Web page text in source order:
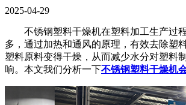
2025-04-29
不锈钢塑料干燥机在塑料加工生产过
多，通过加热和通风的原理，有效去除塑
塑料原料变得干燥，从而减少水分对塑料
响。本文我们分析一下不锈钢塑料干燥机